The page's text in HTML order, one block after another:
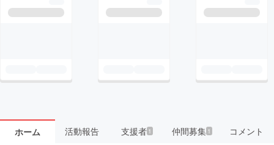
ホーム 活動報告 支援者 1 仲間募集 1 コメント